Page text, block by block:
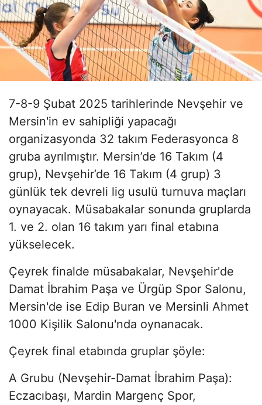
7-8-9 Şubat 2025 tarihlerinde Nevşehir ve
Mersin'in ev sahipliği yapacağı
organizasyonda 32 takım Federasyonca 8
gruba ayrılmıştır. Mersin’de 16 Takım (4
grup), Nevşehir’de 16 Takım (4 grup) 3
günlük tek devreli lig usulü turnuva maçları
oynayacak. Müsabakalar sonunda gruplarda
1. ve 2. olan 16 takım yarı final etabına
yükselecek.
Çeyrek finalde müsabakalar, Nevşehir'de
Damat İbrahim Paşa ve Ürgüp Spor Salonu,
Mersin'de ise Edip Buran ve Mersinli Ahmet
1000 Kişilik Salonu'nda oynanacak.
Çeyrek final etabında gruplar şöyle:
A Grubu (Nevşehir-Damat İbrahim Paşa):
Eczacıbaşı, Mardin Margenç Spor,